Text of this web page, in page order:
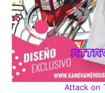
Attack on